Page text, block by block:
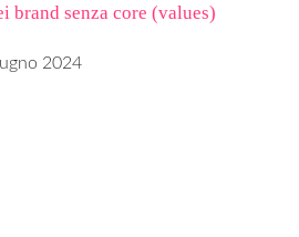
brand senza core (values)
2024